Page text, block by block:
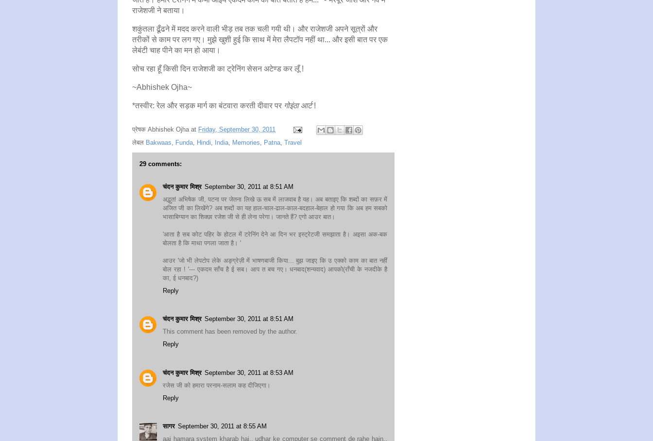
राजेशजी ने बताया।
शकुंतला ढूँढने में मदद करने वाली भीड़ तब तक चली गयी थी। और राजेशजी अपने सूत्रों और
तरीकों से काम पर लग गए। मुझे खुशी हुई कि साथ में मेरा लैपटॉप नहीं था... और इसी बात पर एक
लेबंटी चाह पीने का मन हो आया।
सोच रहा हूँ किसी दिन राजेशजी का ट्रेनिंग सेसन अटेण्ड कर लूँ !
~Abhishek Ojha~
*तस्वीर: रेल और सड़क मार्ग का बंटवारा करती दीवार पर गोइंठा आर्ट!
प्रेषक Abhishek Ojha at Friday, September 30, 2011
लेबल Bakwaas, Funda, Hindi, India, Memories, Patna, Travel
29 comments:
चंदन कुमार मिश्र September 30, 2011 at 8:51 AM
अद्भुत! अभिषेक जी, पटना पर जेतना लिखे ऊ सब में लाजवाब है यह। अब बताइए कि शब्दों का सफ़र में
अजित जी का लिखेंगे? अब शब्दों का यह हाल-चाल-ढाल-काल-बदहाल-बेहाल हो गया कि अब हम सबको
भासाबिग्यान का शिक्छा रजेश जी से ही लेना परेगा। जानते हैं? एगो आउर बात।
'आता है सब कोट पहिर के होटल में टरेनिंग देने आ दिन भर इस्ट्रेटजी समझाता है। अइसा अक-बक
बोलता है कि माथा पगला जाता है। '
आउर 'जो भी लेपटोप लेके अङ्ग्रेज़ी में भाषणबाजी किया... बुझ जाइए कि उ एक्को काम का बात नहीं
बोल रहा ! '--- एकदम साँच है ई सब। आप त बच गए। धनबाद(शन्यवाद) आपको(राँची के नजदीके है
का, ई धनबाद?)
Reply
चंदन कुमार मिश्र September 30, 2011 at 8:51 AM
This comment has been removed by the author.
Reply
चंदन कुमार मिश्र September 30, 2011 at 8:53 AM
रजेस जी को हमारा परनाम-सलाम कह दीजिएगा।
Reply
सागर September 30, 2011 at 8:55 AM
aaj hamara system kharab hai.. udhar ke computer se comment de rahe hain..